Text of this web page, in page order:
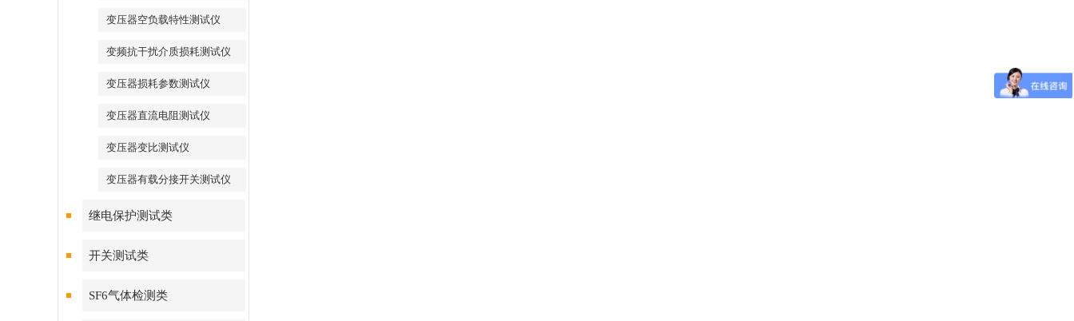
变压器空负载特性测试仪
变频抗干扰介质损耗测试仪
变压器损耗参数测试仪
变压器直流电阻测试仪
变压器变比测试仪
变压器有载分接开关测试仪
继电保护测试类
开关测试类
SF6气体检测类